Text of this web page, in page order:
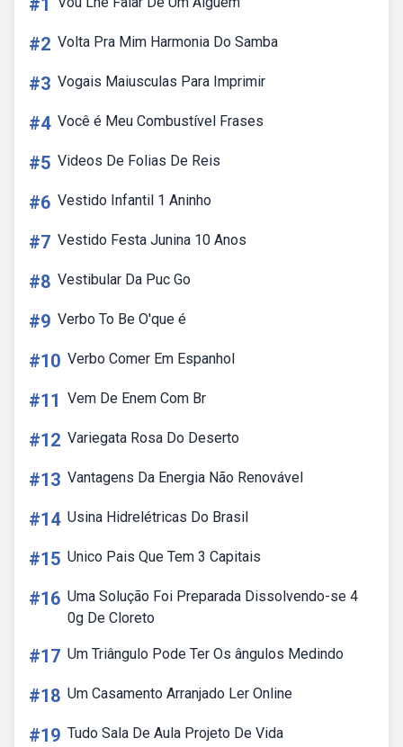
#1
#2 Volta Pra Mim Harmonia Do Samba
#3 Vogais Maiusculas Para Imprimir
#4 Você é Meu Combustível Frases
#5 Videos De Folias De Reis
#6 Vestido Infantil 1 Aninho
#7 Vestido Festa Junina 10 Anos
#8 Vestibular Da Puc Go
#9 Verbo To Be O'que é
#10 Verbo Comer Em Espanhol
#11 Vem De Enem Com Br
#12 Variegata Rosa Do Deserto
#13 Vantagens Da Energia Não Renovável
#14 Usina Hidrelétricas Do Brasil
#15 Unico Pais Que Tem 3 Capitais
#16 Uma Solução Foi Preparada Dissolvendo-se 4
0g De Cloreto
#17 Um Triângulo Pode Ter Os ângulos Medindo
#18 Um Casamento Arranjado Ler Online
#19 Tudo Sala De Aula Projeto De Vida